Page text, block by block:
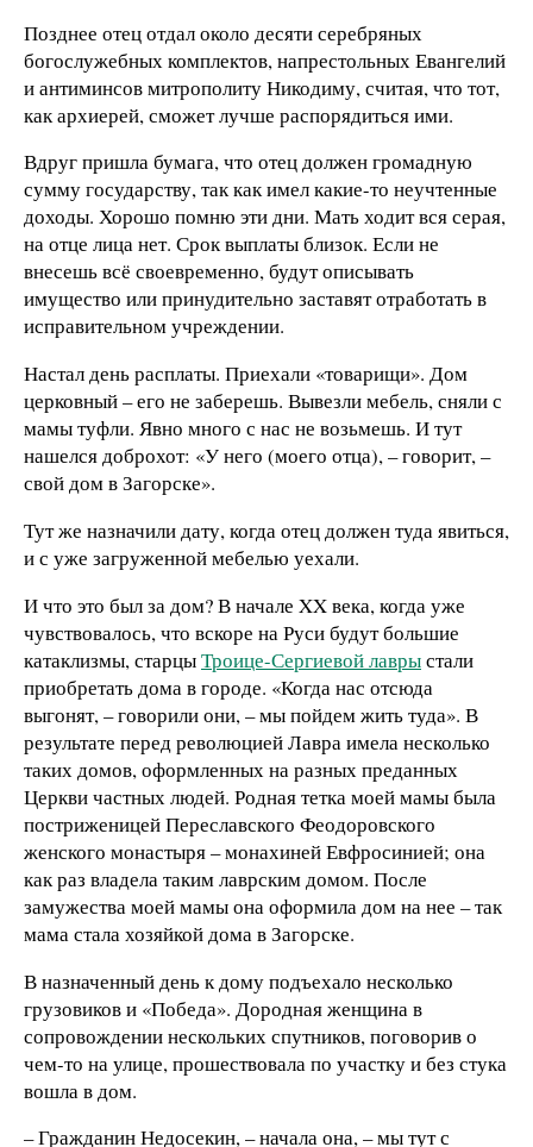
Позднее отец отдал около десяти серебряных
богослужебных комплектов, напрестольных Евангелий
и антиминсов митрополиту Никодиму, считая, что тот,
как архиерей, сможет лучше распорядиться ими.
Вдруг пришла бумага, что отец должен громадную
сумму государству, так как имел какие-то неучтенные
доходы. Хорошо помню эти дни. Мать ходит вся серая,
на отце лица нет. Срок выплаты близок. Если не
внесешь всё своевременно, будут описывать
имущество или принудительно заставят отработать в
исправительном учреждении.
Настал день расплаты. Приехали «товарищи». Дом
церковный – его не заберешь. Вывезли мебель, сняли с
мамы туфли. Явно много с нас не возьмешь. И тут
нашелся доброхот: «У него (моего отца), – говорит, –
свой дом в Загорске».
Тут же назначили дату, когда отец должен туда явиться,
и с уже загруженной мебелью уехали.
И что это был за дом?В начале XX века, когда уже
чувствовалось, что вскоре на Руси будут большие
катаклизмы, старцыТроице-Сергиевой лаврыстали
приобретать дома в городе. «Когда нас отсюда
выгонят, – говорили они, – мы пойдем жить туда». В
результате перед революцией Лавра имела несколько
таких домов, оформленных на разных преданных
Церкви частных людей. Родная тетка моей мамы была
постриженицей Переславского Феодоровского
женского монастыря – монахиней Евфросинией; она
как раз владела таким лаврским домом. После
замужества моей мамы она оформила дом на нее – так
мама стала хозяйкой дома в Загорске.
В назначенный день к дому подъехало несколько
грузовиков и «Победа». Дородная женщина в
сопровождении нескольких спутников, поговорив о
чем-то на улице, прошествовала по участку и без стука
вошла в дом.
– Гражданин Недосекин, – начала она, – мы тут с